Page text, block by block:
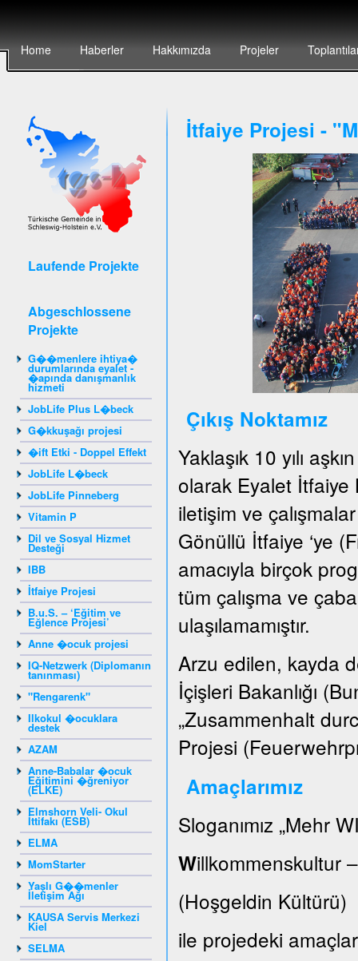
Home Haberler Hakkımızda Projeler
Laufende Projekte
Abgeschlossene
Projekte
G��menlere ihtiya�
durumlarında eyalet -
�apında danışmanlık
hizmeti
JobLife Plus L�beck
G�kkuşağı projesi
�ift Etki - Doppel Effekt
JobLife L�beck
JobLife Pinneberg
Vitamin P
Dil ve Sosyal Hizmet
Desteği
IBB
İtfaiye Projesi
B.u.S. – ‘Eğitim ve
Eğlence Projesi’
Anne �ocuk projesi
IQ-Netzwerk (Diplomanın
tanınması)
"Rengarenk"
Ilkokul �ocuklara
destek
AZAM
Anne-Babalar �ocuk
Eğitimini �ğreniyor
(ELKE)
Elmshorn Veli- Okul
İttifakı (ESB)
ELMA
MomStarter
Yaşlı G��menler
İletişim Ağı
KAUSA Servis Merkezi
Kiel
SELMA
İtfaiye Projesi -
Çıkış Noktamız
Yaklaşık 10 yılı
olarak Eyalet
iletişim ve
Gönüllü İtfaiye ‘ye
amacıyla birçok
tüm çalışma ve
ulaşılamamıştır.
Arzu edilen, kayda
İçişleri Bakanlığı
„Zusammenhalt
Projesi
Amaçlarımız
Sloganımız „Mehr
Willkommenskultur
(Hoşgeldin
ile projedeki